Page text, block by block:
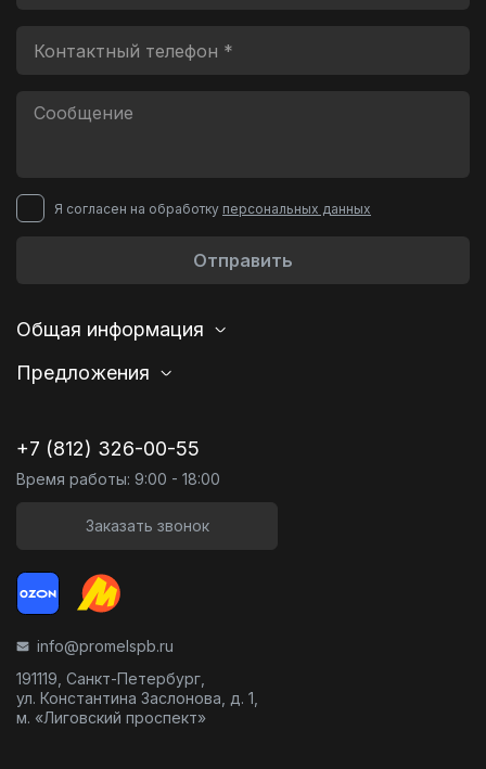
Я согласен на обработку персональных данных
Отправить
Общая информация
Предложения
+7 (812) 326-00-55
Время работы: 9:00 - 18:00
Заказать звонок
info@promelspb.ru
191119, Санкт-Петербург,
ул. Константина Заслонова, д. 1,
м. «Лиговский проспект»